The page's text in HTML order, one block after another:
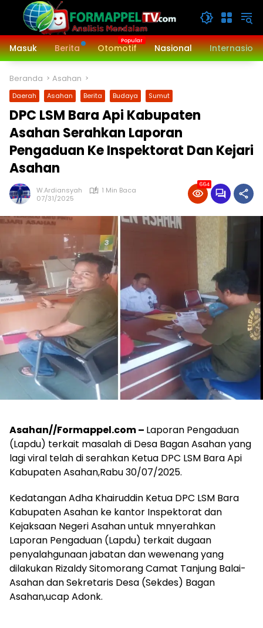
Langsung
konten
Masuk
Berita Otomotif Nasional
Beranda Asahan
Daerah Asahan Berita Budaya Sumut
DPC LSM Bara Api Kabupaten
Asahan Serahkan Laporan
Pengaduan Ke Inspektorat Dan Kejari
Asahan
W.Ardiansyah
1 Min Baca
07/31/2025
664
Asahan//Formappel.com – Laporan Pengaduan
(Lapdu) terkait masalah di Desa Bagan Asahan yang
lagi viral telah di serahkan Ketua DPC LSM Bara Api
Kabupaten Asahan,Rabu 30/07/2025.
Kedatangan Adha Khairuddin Ketua DPC LSM Bara
Kabupaten Asahan ke kantor Inspektorat dan
Kejaksaan Negeri Asahan untuk mnyerahkan
Laporan Pengaduan (Lapdu) terkait dugaan
penyalahgunaan jabatan dan wewenang yang
dilakukan Rizaldy Sitomorang Camat Tanjung Balai-
Asahan dan Sekretaris Desa (Sekdes) Bagan
Asahan,ucap Adonk.